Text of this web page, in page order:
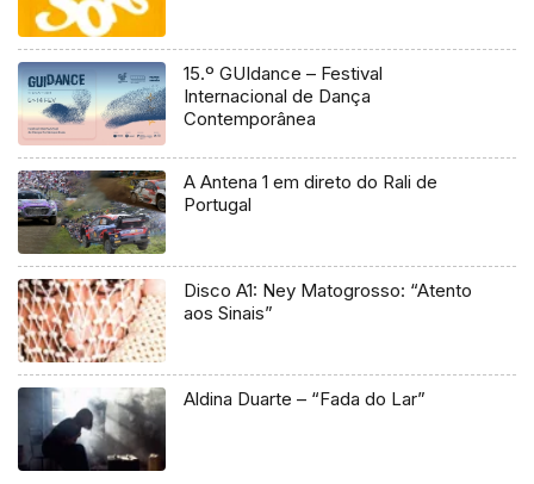
15.º GUIdance – Festival
Internacional de Dança
Contemporânea
A Antena 1 em direto do Rali de
Portugal
Disco A1: Ney Matogrosso: “Atento
aos Sinais”
Aldina Duarte – “Fada do Lar”